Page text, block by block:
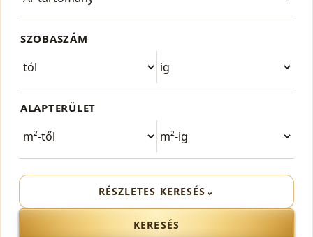
SZOBASZÁM
ALAPTERÜLET
RÉSZLETES KERESÉS ⌄
KERESÉS